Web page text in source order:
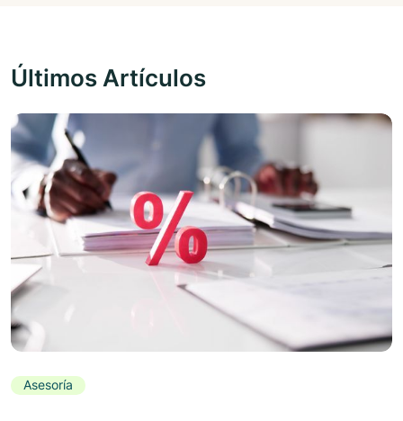
Últimos Artículos
Asesoría